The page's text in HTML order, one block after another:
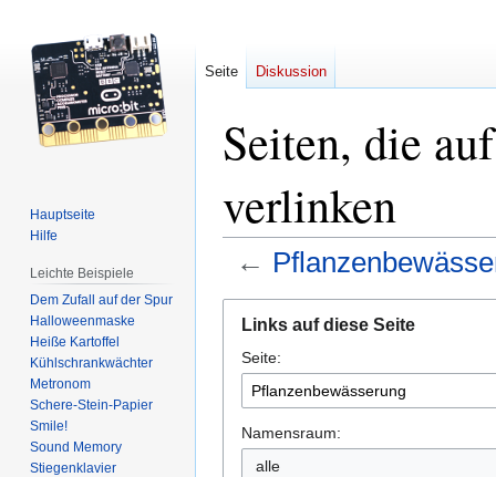
Seiten, die
verlinken
←
Navigation
springen
Suche
springen
Links auf diese Seite
Seite:
Namensraum:
alle
Seite Diskussion
Hauptseite
Hilfe
Leichte Beispiele
Dem Zufall auf der Spur
Halloweenmaske
Heiße Kartoffel
Kühlschrankwächter
Metronom
Schere-Stein-Papier
Smile!
Sound Memory
Stiegenklavier